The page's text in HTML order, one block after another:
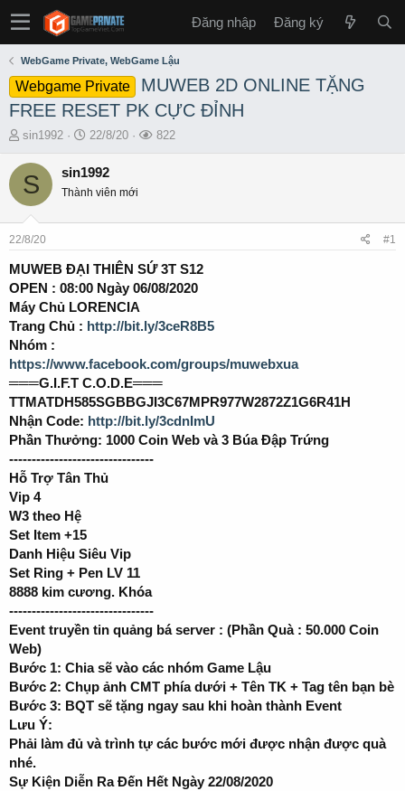
Đăng nhập Đăng ký
WebGame Private, WebGame Lậu
Webgame Private
MUWEB 2D ONLINE TẶNG
FREE RESET PK CỰC ĐỈNH
T
r
e
s
a
r
t
e
r
sin1992
S
a
t
e
22/8/20
L
822
S sin1992
Thành viên mới
22/8/20 #1
MUWEB ĐẠI THIÊN SỨ 3T S12
OPEN : 08:00 Ngày 06/08/2020
Máy Chủ LORENCIA
Trang Chủ : http://bit.ly/3ceR8B5
Nhóm :
https://www.facebook.com/groups/muwebxua
═══G.I.F.T C.O.D.E═══
TTMATDH585SGBBGJI3C67MPR977W2872Z1G6R41H
Nhận Code: http://bit.ly/3cdnImU
Phần Thưởng: 1000 Coin Web và 3 Búa Đập Trứng
--------------------------------
Hỗ Trợ Tân Thủ
Vip 4
W3 theo Hệ
Set Item +15
Danh Hiệu Siêu Vip
Set Ring + Pen LV 11
8888 kim cương. Khóa
--------------------------------
Event truyền tin quảng bá server : (Phần Quà : 50.000 Coin
Web)
Bước 1: Chia sẽ vào các nhóm Game Lậu
Bước 2: Chụp ảnh CMT phía dưới + Tên TK + Tag tên bạn bè
Bước 3: BQT sẽ tặng ngay sau khi hoàn thành Event
Lưu Ý:
Phải làm đủ và trình tự các bước mới được nhận được quà
nhé.
Sự Kiện Diễn Ra Đến Hết Ngày 22/08/2020